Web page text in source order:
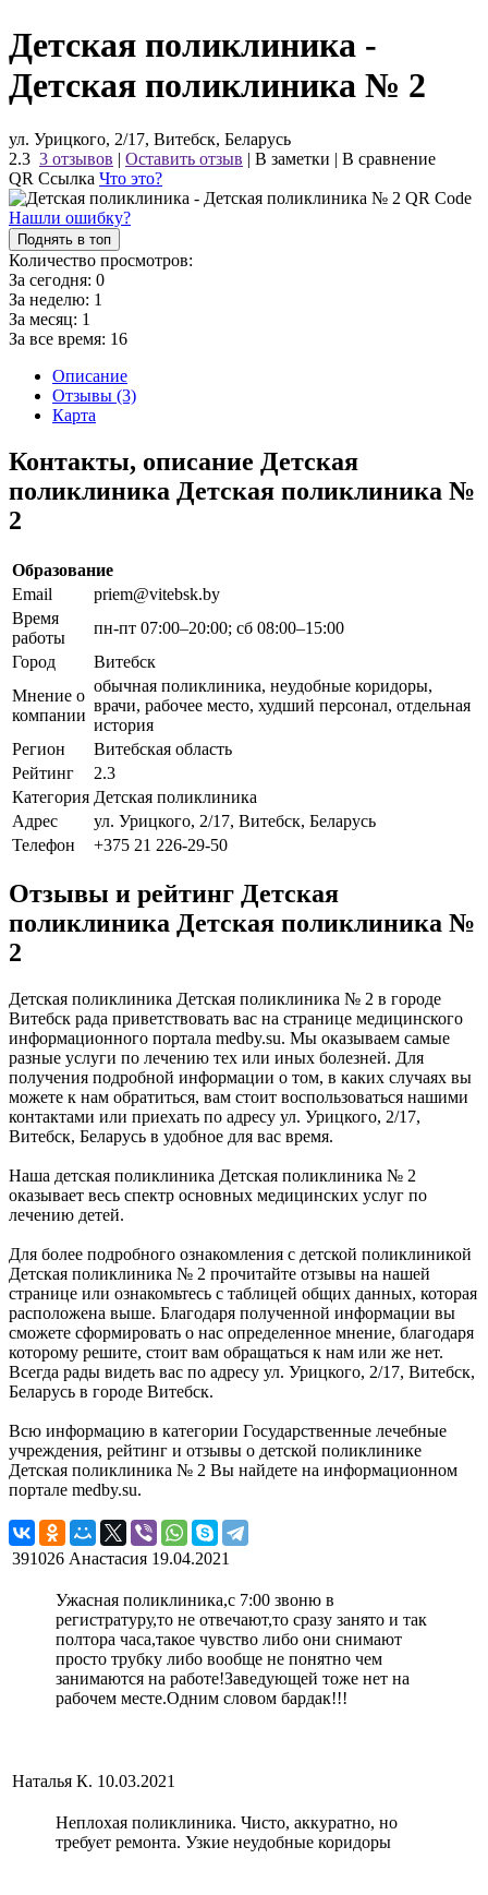
Детская поликлиника -
Детская поликлиника № 2
ул. Урицкого, 2/17, Витебск, Беларусь
2.3 3 отзывов | Оставить отзыв | В заметки | В сравнение
QR Ссылка Что это?
Нашли ошибку?
Поднять в топ
Количество просмотров:
За сегодня: 0
За неделю: 1
За месяц: 1
За все время: 16
Описание
Отзывы (3)
Карта
Контакты, описание Детская
поликлиника Детская поликлиника №
2
Образование
Email
priem@vitebsk.by
Время
работы
пн-пт 07:00–20:00; сб 08:00–15:00
Город
Витебск
Мнение о
компании
обычная поликлиника, неудобные коридоры,
врачи, рабочее место, худший персонал, отдельная
история
Регион
Витебская область
Рейтинг
2.3
Категория Детская поликлиника
Адрес
ул. Урицкого, 2/17, Витебск, Беларусь
Телефон
+375 21 226-29-50
Отзывы и рейтинг Детская
поликлиника Детская поликлиника №
2
Детская поликлиника Детская поликлиника № 2 в городе
Витебск рада приветствовать вас на странице медицинского
информационного портала medby.su. Мы оказываем самые
разные услуги по лечению тех или иных болезней. Для
получения подробной информации о том, в каких случаях вы
можете к нам обратиться, вам стоит воспользоваться нашими
контактами или приехать по адресу ул. Урицкого, 2/17,
Витебск, Беларусь в удобное для вас время.
Наша детская поликлиника Детская поликлиника № 2
оказывает весь спектр основных медицинских услуг по
лечению детей.
Для более подробного ознакомления с детской поликлиникой
Детская поликлиника № 2 прочитайте отзывы на нашей
странице или ознакомьтесь с таблицей общих данных, которая
расположена выше. Благодаря полученной информации вы
сможете сформировать о нас определенное мнение, благодаря
которому решите, стоит вам обращаться к нам или же нет.
Всегда рады видеть вас по адресу ул. Урицкого, 2/17, Витебск,
Беларусь в городе Витебск.
Всю информацию в категории Государственные лечебные
учреждения, рейтинг и отзывы о детской поликлинике
Детская поликлиника № 2 Вы найдете на информационном
портале medby.su.
391026 Анастасия 19.04.2021
Ужасная поликлиника,с 7:00 звоню в
регистратуру,то не отвечают,то сразу занято и так
полтора часа,такое чувство либо они снимают
просто трубку либо вообще не понятно чем
занимаются на работе!Заведующей тоже нет на
рабочем месте.Одним словом бардак!!!
Наталья К. 10.03.2021
Неплохая поликлиника. Чисто, аккуратно, но
требует ремонта. Узкие неудобные коридоры